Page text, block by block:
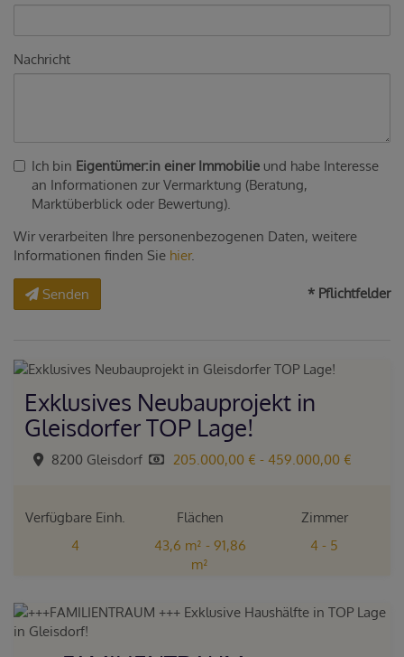
Nachricht
Ich bin Eigentümer:in einer Immobilie und habe Interesse
an Informationen zur Vermarktung (Beratung,
Marktüberblick oder Bewertung).
Wir verarbeiten Ihre personenbezogenen Daten, weitere
Informationen finden Sie hier.
Senden * Pflichtfelder
Exklusives Neubauprojekt in
Gleisdorfer TOP Lage!
8200 Gleisdorf 205.000,00 € - 459.000,00 €
Verfügbare Einh.
4
Flächen
43,6 m² - 91,86
m²
Zimmer
4 - 5